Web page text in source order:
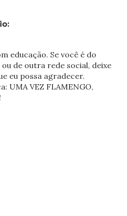
educação. Se você é do
de outra rede social, deixe
eu possa agradecer.
UMA VEZ FLAMENGO,